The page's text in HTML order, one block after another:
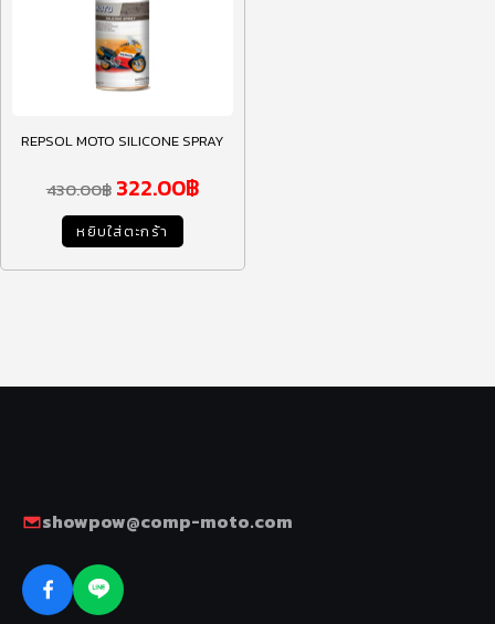
REPSOL MOTO SILICONE SPRAY
430.00฿ 322.00฿
หยิบใส่ตะกร้า
showpow@comp-moto.com